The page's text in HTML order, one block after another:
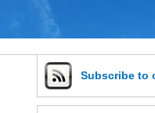
Subscribe to